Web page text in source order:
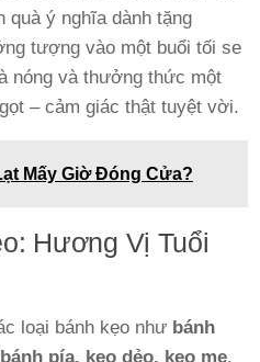
quà ý nghĩa dành tặng
tượng vào một buổi tối se
nóng và thưởng thức một
– cảm giác thật tuyệt vời.
Mấy Giờ Đóng Cửa?
Hương Vị Tuổi
loại bánh kẹo như bánh
pía, kẹo dẻo, kẹo me.